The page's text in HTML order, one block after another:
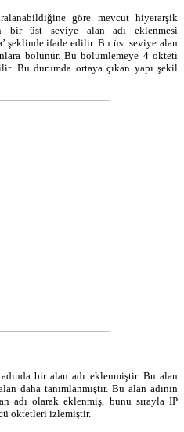
göre mevcut hiyerarşik
bir üst seviye alan adı eklenmesi
şeklinde ifade edilir. Bu üst seviye alan
bölünür. Bu bölümlemeye 4 okteti
Bu durumda ortaya çıkan yapı şekil
adında bir alan adı eklenmiştir. Bu alan
daha tanımlanmıştır. Bu alan adının
adı olarak eklenmiş, bunu sırayla IP
oktetleri izlemiştir.